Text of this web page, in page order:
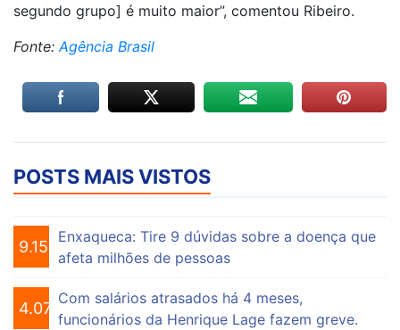
segundo grupo] é muito maior”, comentou Ribeiro.
Fonte:Agência Brasil
POSTS MAIS VISTOS
9.153
Enxaqueca: Tire 9 dúvidas sobre a doença que
afeta milhões de pessoas
4.073
Com salários atrasados há 4 meses,
funcionários da Henrique Lage fazem greve.